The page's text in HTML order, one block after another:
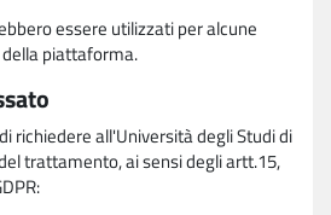
essere utilizzati per alcune
piattaforma.
richiedere all'Università degli Studi di
trattamento, ai sensi degli artt.15,